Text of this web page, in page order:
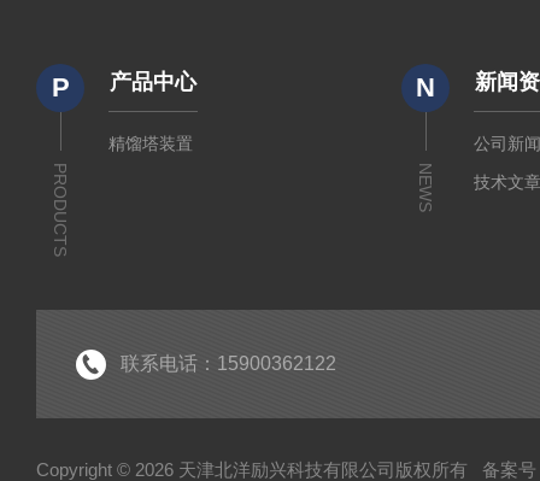
P
PRODUCTS
产品中心
精馏塔装置
N
NEWS
新闻
公司新
技术文
联系电话：15900362122
Copyright © 2026 天津北洋励兴科技有限公司版权所有 备案号